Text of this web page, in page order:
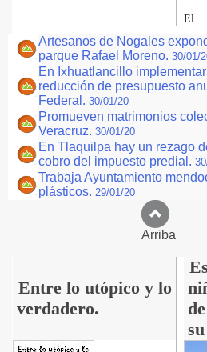
El
Artesanos de Nogales
parque Rafael Moreno. 30/01/
En Ixhuatlancillo
reducción de presupuesto
Federal. 30/01/20
Promueven matrimonios
Veracruz. 30/01/20
En Tlaquilpa hay un rezago
cobro del impuesto predial.
Trabaja Ayuntamiento
plásticos. 29/01/20
Entre lo utópico y lo
verdadero.